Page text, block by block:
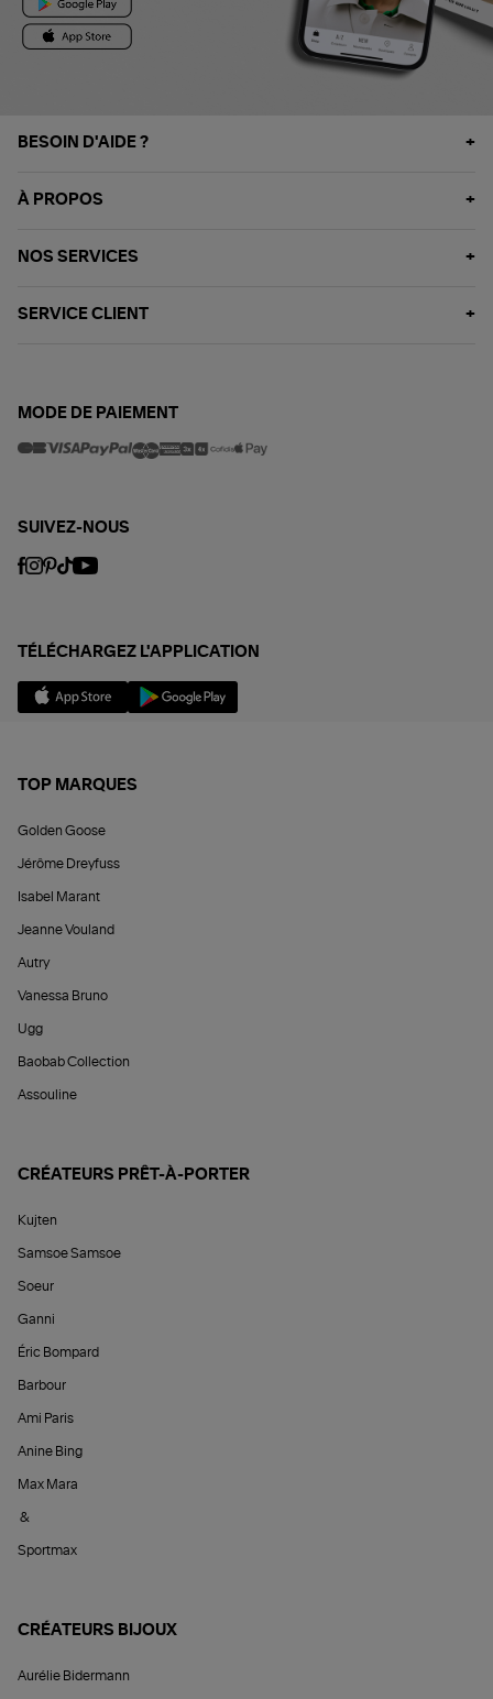
BESOIN D'AIDE ?
À PROPOS
NOS SERVICES
SERVICE CLIENT
MODE DE PAIEMENT
SUIVEZ-NOUS
TÉLÉCHARGEZ L'APPLICATION
TOP MARQUES
Golden Goose
Jérôme Dreyfuss
Isabel Marant
Jeanne Vouland
Autry
Vanessa Bruno
Ugg
Baobab Collection
Assouline
CRÉATEURS PRÊT-À-PORTER
Kujten
Samsoe Samsoe
Soeur
Ganni
Éric Bompard
Barbour
Ami Paris
Anine Bing
Max Mara
&
Sportmax
CRÉATEURS BIJOUX
Aurélie Bidermann